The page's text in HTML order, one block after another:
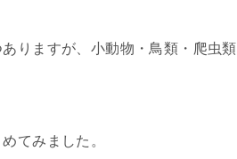
りますが、小動物・鳥類・爬虫類
てみました。